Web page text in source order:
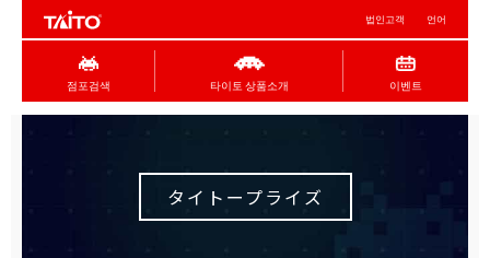
법인고객 언어
점포검색 타이토 상품소개 이벤트
タイトープライズ